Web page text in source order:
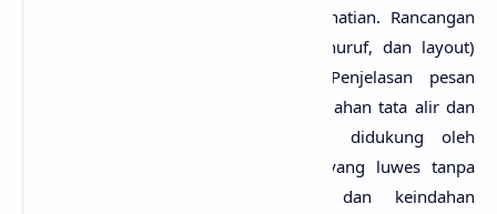
(sering digunakan), agar menarik perhatian. Rancangan
elemen desain grafis (objek, warna, huruf, dan layout)
dibuat secara asli (original/baru). Penjelasan pesan
disusun secara sistematik untuk kemudahan tata alir dan
alur (lancar). Kemudahan informasi didukung oleh
navigasi dengan susunan tata letak yang luwes tanpa
meninggalkan kaidah komunikasi dan keindahan